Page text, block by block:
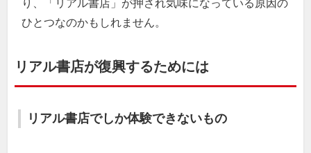
り、「リアル書店」が押され気味になっている原因の
ひとつなのかもしれません。
リアル書店が復興するためには
リアル書店でしか体験できないもの